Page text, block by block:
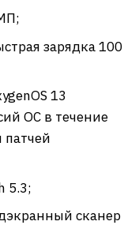
зарядка 100
13
ОС в течение
патчей
5.3;
сканер